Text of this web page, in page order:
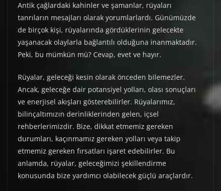
Antik çağlardaki kahinler ve şamanlar, rüyaları
tanrıların mesajları olarak yorumlarlardı. Günümüzde
de birçok kişi, rüyalarında gördüklerinin gelecekte
yaşanacak olaylarla bağlantılı olduğuna inanmaktadır.
Peki, bu mümkün mü? Cevap, evet ve hayır.
Rüyalar, geleceği kesin olarak önceden bilemezler.
Ancak, geleceğe dair potansiyel yolları, olası sonuçları
ve enerjisel akışları gösterebilirler. Rüyalarımız,
bilinçaltımızın derinliklerinden gelen, içsel
rehberlerimizdir. Bize, dikkat etmemiz gereken
durumları, kaçınmamız gereken yolları veya takip
etmemiz gereken fırsatları işaret edebilirler. Bu
anlamda, rüyalar, geleceğimizi şekillendirme
konusunda bize yardımcı olabilecek güçlü araçlardır.